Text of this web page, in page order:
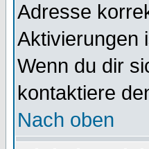
Adresse
Aktivierungen
Wenn du dir
kontaktiere
Nach oben